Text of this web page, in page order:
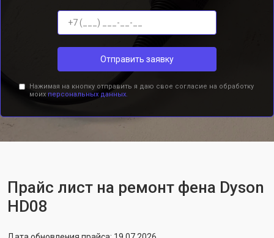
Отправить заявку
Нажимая на кнопку отправить я даю свое согласие на обработку
моих персональных данных.
Прайс лист на ремонт фена Dyson
HD08